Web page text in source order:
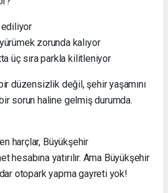
ediliyor
zorunda kalıyor
üç sıra parkla kilitleniyor
düzensizlik değil, şehir yaşamını
sorun haline gelmiş durumda.
harçlar, Büyükşehir
hesabına yatırılır. Ama Büyükşehir
otopark yapma gayreti yok!